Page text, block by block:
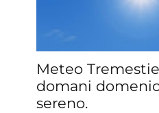
Meteo
domani
sereno.